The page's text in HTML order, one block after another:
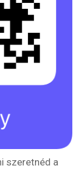
szeretnéd a